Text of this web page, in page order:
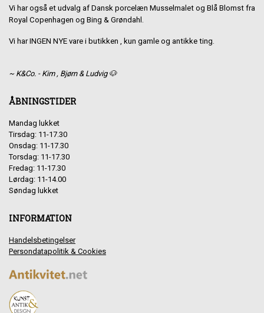
Vi har også et udvalg af Dansk porcelæn Musselmalet og Blå Blomst fra
Royal Copenhagen og Bing & Grøndahl.
Vi har INGEN NYE vare i butikken , kun gamle og antikke ting.
~ K&Co. - Kim , Bjørn & Ludvig 🐶
ÅBNINGSTIDER
Mandag lukket
Tirsdag: 11-17.30
Onsdag: 11-17.30
Torsdag: 11-17.30
Fredag: 11-17.30
Lørdag: 11-14.00
Søndag lukket
INFORMATION
Handelsbetingelser
Persondatapolitik & Cookies